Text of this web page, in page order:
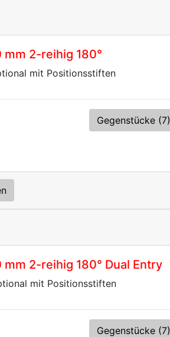
2-reihig 180°
mit Positionsstiften
Gegenstücke (7)
2-reihig 180° Dual Entry
mit Positionsstiften
Gegenstücke (7)